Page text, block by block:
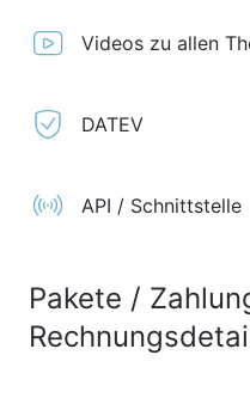
Videos zu allen
DATEV
API / Schnittstelle
Pakete /